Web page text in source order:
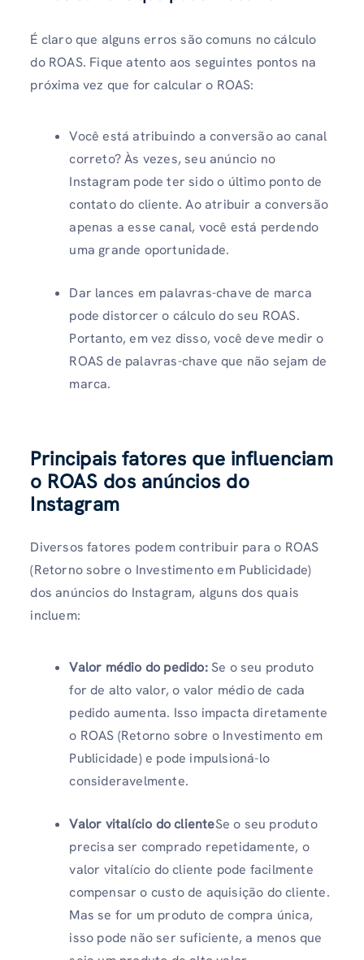
É claro que alguns erros são comuns no cálculo
do ROAS. Fique atento aos seguintes pontos na
próxima vez que for calcular o ROAS:
Você está atribuindo a conversão ao canal
correto? Às vezes, seu anúncio no
Instagram pode ter sido o último ponto de
contato do cliente. Ao atribuir a conversão
apenas a esse canal, você está perdendo
uma grande oportunidade.
Dar lances em palavras-chave de marca
pode distorcer o cálculo do seu ROAS.
Portanto, em vez disso, você deve medir o
ROAS de palavras-chave que não sejam de
marca.
Principais fatores que influenciam
o ROAS dos anúncios do
Instagram
Diversos fatores podem contribuir para o ROAS
(Retorno sobre o Investimento em Publicidade)
dos anúncios do Instagram, alguns dos quais
incluem:
Valor médio do pedido:Se o seu produto
for de alto valor, o valor médio de cada
pedido aumenta. Isso impacta diretamente
o ROAS (Retorno sobre o Investimento em
Publicidade) e pode impulsioná-lo
consideravelmente.
Valor vitalício do clienteSe o seu produto
precisa ser comprado repetidamente, o
valor vitalício do cliente pode facilmente
compensar o custo de aquisição do cliente.
Mas se for um produto de compra única,
isso pode não ser suficiente, a menos que